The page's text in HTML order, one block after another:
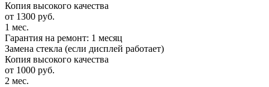
Копия высокого качества
от 1300 руб.
1 мес.
Гарантия на ремонт: 1 месяц
Замена стекла (если дисплей работает)
Копия высокого качества
от 1000 руб.
2 мес.